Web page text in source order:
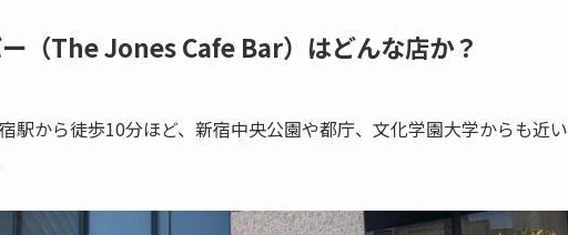
（The Jones Cafe Bar）はどんな店か？
駅から徒歩10分ほど、新宿中央公園や都庁、文化学園大学からも近い